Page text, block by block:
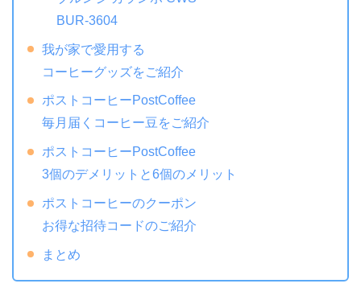
BUR-3604
我が家で愛用する
コーヒーグッズをご紹介
ポストコーヒーPostCoffee
毎月届くコーヒー豆をご紹介
ポストコーヒーPostCoffee
3個のデメリットと6個のメリット
ポストコーヒーのクーポン
お得な招待コードのご紹介
まとめ